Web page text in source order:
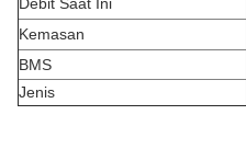
Kemasan
BMS
Jenis